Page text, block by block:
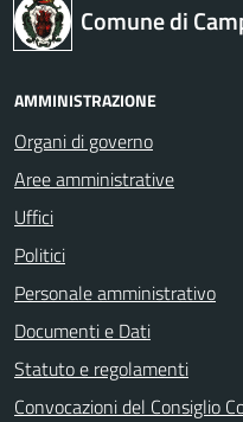
Comune di
AMMINISTRAZIONE
Organi di governo
Aree amministrative
Uffici
Politici
Personale amministrativo
Documenti e Dati
Statuto e regolamenti
Convocazioni del Consiglio